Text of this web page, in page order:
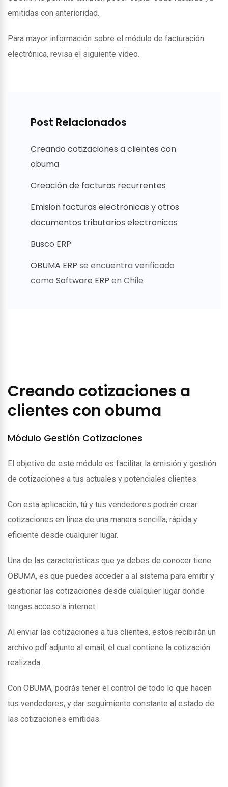
emitidas con anterioridad.
Para mayor información sobre el módulo de facturación
electrónica, revisa el siguiente video.
Post Relacionados
Creando cotizaciones a clientes con
obuma
Creación de facturas recurrentes
Emision facturas electronicas y otros
documentos tributarios electronicos
Busco ERP
OBUMA ERP se encuentra verificado
como Software ERP en Chile
Creando cotizaciones a
clientes con obuma
Módulo Gestión Cotizaciones
El objetivo de este módulo es facilitar la emisión y gestión
de cotizaciones a tus actuales y potenciales clientes.
Con esta aplicación, tú y tus vendedores podrán crear
cotizaciones en linea de una manera sencilla, rápida y
eficiente desde cualquier lugar.
Una de las caracteristicas que ya debes de conocer tiene
OBUMA, es que puedes acceder a al sistema para emitir y
gestionar las cotizaciones desde cualquier lugar donde
tengas acceso a internet.
Al enviar las cotizaciones a tus clientes, estos recibirán un
archivo pdf adjunto al email, el cual contiene la cotización
realizada.
Con OBUMA, podrás tener el control de todo lo que hacen
tus vendedores, y dar seguimiento constante al estado de
las cotizaciones emitidas.